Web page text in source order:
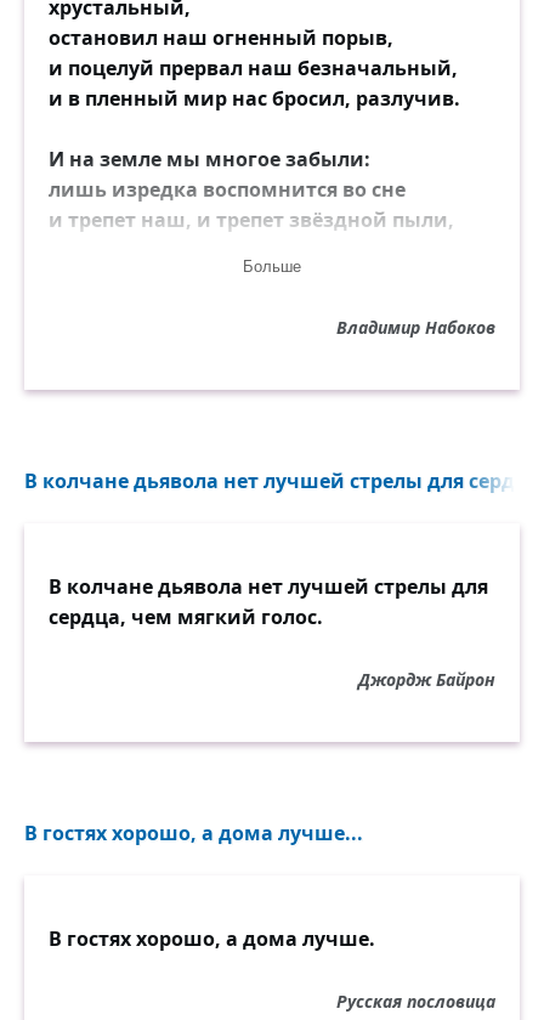
хрустальный,
остановил наш огненный порыв,
и поцелуй прервал наш безначальный,
и в пленный мир нас бросил, разлучив.
И на земле мы многое забыли:
лишь изредка воспомнится во сне
и трепет наш, и трепет звёздной пыли,
твоё лицо, средь всех прекрасных лиц,
оставшейся на кончиках ресниц.
Больше
Владимир Набоков
В колчане дьявола нет лучшей стрелы для
В колчане дьявола нет лучшей стрелы для
сердца, чем мягкий голос.
Джордж Байрон
В гостях хорошо, а дома лучше...
В гостях хорошо, а дома лучше.
Русская пословица